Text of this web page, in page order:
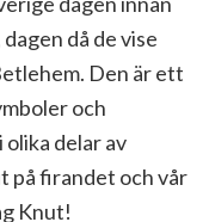
då de vise
Den är ett
och
delar av
på firandet och vår
Knut!